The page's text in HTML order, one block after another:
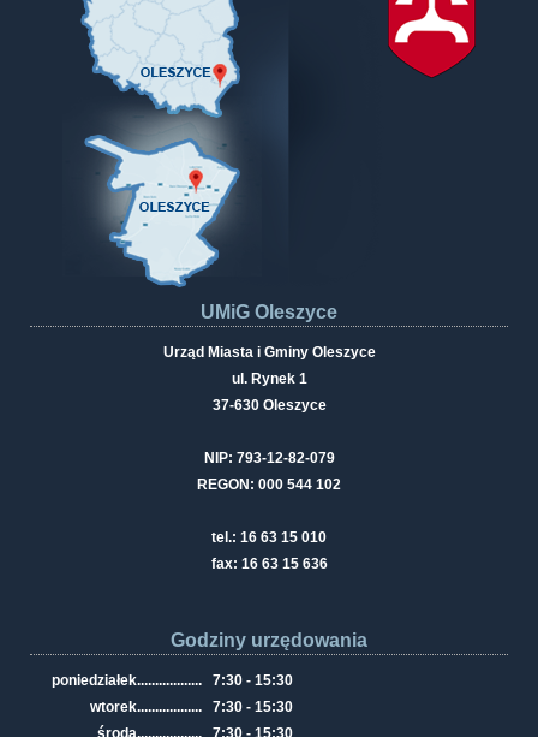
UMiG Oleszyce
Urząd Miasta i Gminy Oleszyce
ul. Rynek 1
37-630 Oleszyce
NIP: 793-12-82-079
REGON: 000 544 102
tel.: 16 63 15 010
fax: 16 63 15 636
Godziny urzędowania
poniedziałek..................
7:30 - 15:30
wtorek..................
7:30 - 15:30
środa.................. 7:30 - 15:30